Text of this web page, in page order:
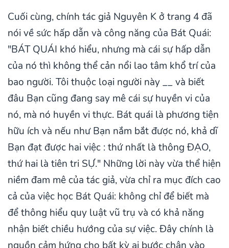
Cuối cùng, chính tác giả Nguyên K ở trang 4 đã
nói về sức hấp dẫn và công năng của Bát Quái:
"BÁT QUÁI khó hiểu, nhưng mà cái sự hấp dẫn
của nó thì không thể cản nổi lao tâm khổ trí của
bao người. Tôi thuộc loại người này __ và biết
đâu Bạn cũng đang say mê cái sự huyền vi của
nó, mà nó huyền vi thực. Bát quái là phương tiện
hữu ích và nếu như Bạn nắm bắt được nó, khả dĩ
Bạn đạt được hai việc : thứ nhất là thông ĐẠO,
thứ hai là tiên tri SỰ." Những lời này vừa thể hiện
niềm đam mê của tác giả, vừa chỉ ra mục đích cao
cả của việc học Bát Quái: không chỉ để biết mà
để thông hiểu quy luật vũ trụ và có khả năng
nhận biết chiều hướng của sự việc. Đây chính là